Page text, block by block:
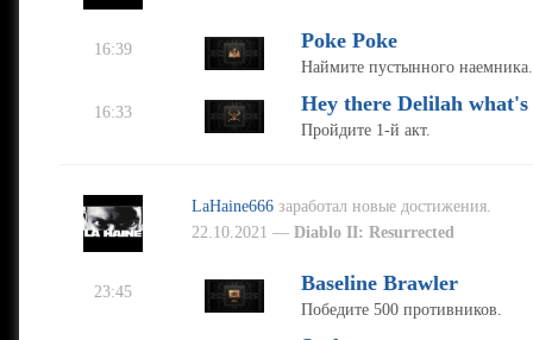
16:39 Poke Poke
Наймите пустынного наемника.
16:33 Hey there Delilah
Пройдите 1-й акт.
LaHaine666 заработал новые достижения.
22.10.2021 —Diablo II: Resurrected
23:45 Baseline Brawler
Победите 500 противников.